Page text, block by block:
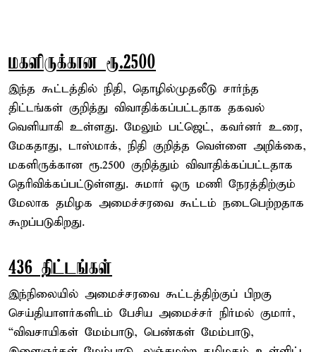
மகளிருக்கான ரூ.2500
இந்த கூட்டத்தில் நிதி, தொழில்முதலீடு சார்ந்த
திட்டங்கள் குறித்து விவாதிக்கப்பட்டதாக தகவல்
வெளியாகி உள்ளது. மேலும் பட்ஜெட், கவர்னர் உரை,
மேகதாது, டாஸ்மாக், நிதி குறித்த வெள்ளை அறிக்கை,
மகளிருக்கான ரூ.2500 குறித்தும் விவாதிக்கப்பட்டதாக
தெரிவிக்கப்பட்டுள்ளது. சுமார் ஒரு மணி நேரத்திற்கும்
மேலாக தமிழக அமைச்சரவை கூட்டம் நடைபெற்றதாக
கூறப்படுகிறது.
436 திட்டங்கள்
இந்நிலையில் அமைச்சரவை கூட்டத்திற்குப் பிறகு
செய்தியாளர்களிடம் பேசிய அமைச்சர் நிர்மல் குமார்,
“விவசாயிகள் மேம்பாடு, பெண்கள் மேம்பாடு,